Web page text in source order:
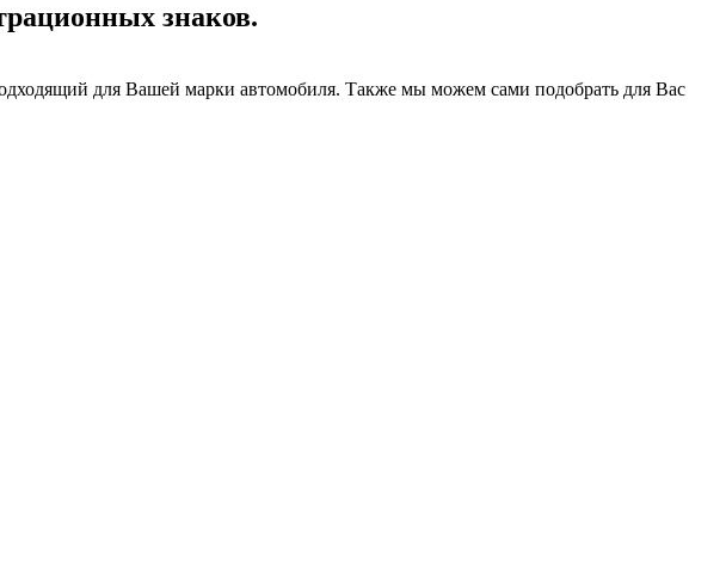
знаков.
для Вашей марки автомобиля. Также мы можем сами подобрать для Вас